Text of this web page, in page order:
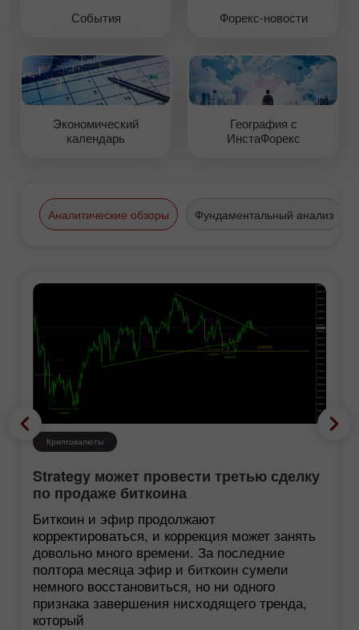
События Форекс-новости
Экономический
календарь
География с
ИнстаФорекс
Аналитические обзоры Фундаментальный анализ
Криптовалюты
Strategy может провести третью сделку
по продаже биткоина
Биткоин и эфир продолжают
корректироваться, и коррекция может занять
довольно много времени. За последние
полтора месяца эфир и биткоин сумели
немного восстановиться, но ни одного
признака завершения нисходящего тренда,
который